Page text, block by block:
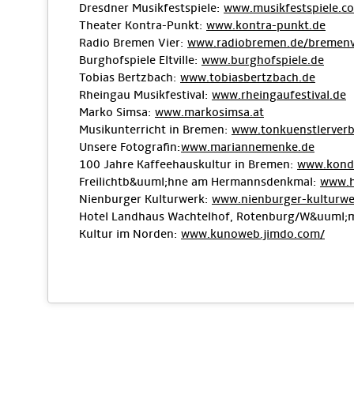
Dresdner Musikfestspiele:
Theater Kontra-Punkt: www.kontra-punkt.de
Radio Bremen Vier: www.radiobremen.de/
Burghofspiele Eltville: www.burghofspiele.de
Tobias Bertzbach: www.tobiasbertzbach.de
Rheingau Musikfestival: www.rheingaufestival.de
Marko Simsa: www.markosimsa.at
Musikunterricht in Bremen:
Unsere Fotografin:www.mariannemenke.de
100 Jahre Kaffeehauskultur in Bremen:
Freilichtb&uuml;hne am Hermannsdenkmal:
Nienburger Kulturwerk: www.nienburger-
Hotel Landhaus Wachtelhof, Rotenburg/
Kultur im Norden: www.kunoweb.jimdo.com/